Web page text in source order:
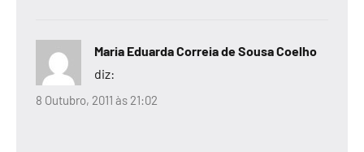
Maria Eduarda Correia de Sousa Coelho
diz:
8 Outubro, 2011 às 21:02